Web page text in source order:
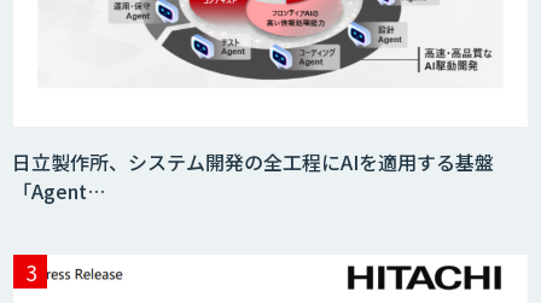
日立製作所、システム開発の全工程にAIを適用する基盤
「Agent…